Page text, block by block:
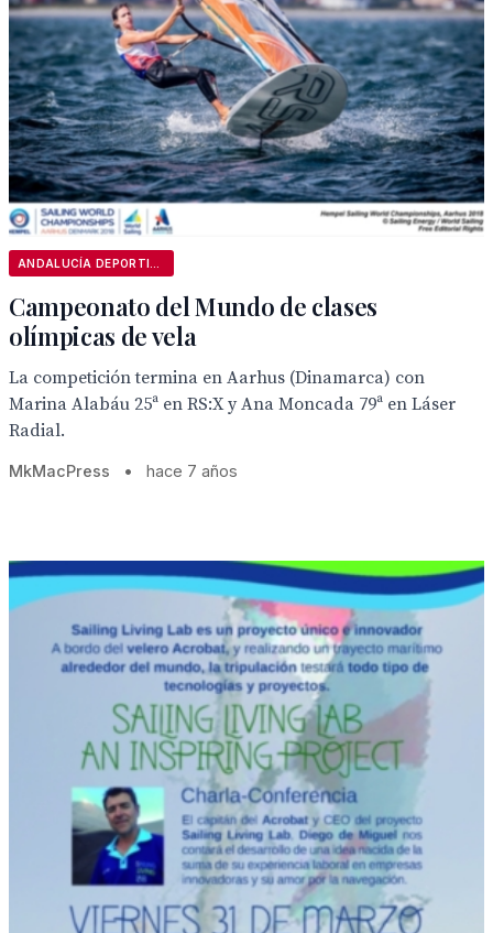
Campeonato del Mundo de clases
olímpicas de vela
La competición termina en Aarhus (Dinamarca) con
Marina Alabáu 25ª en RS:X y Ana Moncada 79ª en Láser
Radial.
MkMacPress • hace 7 años